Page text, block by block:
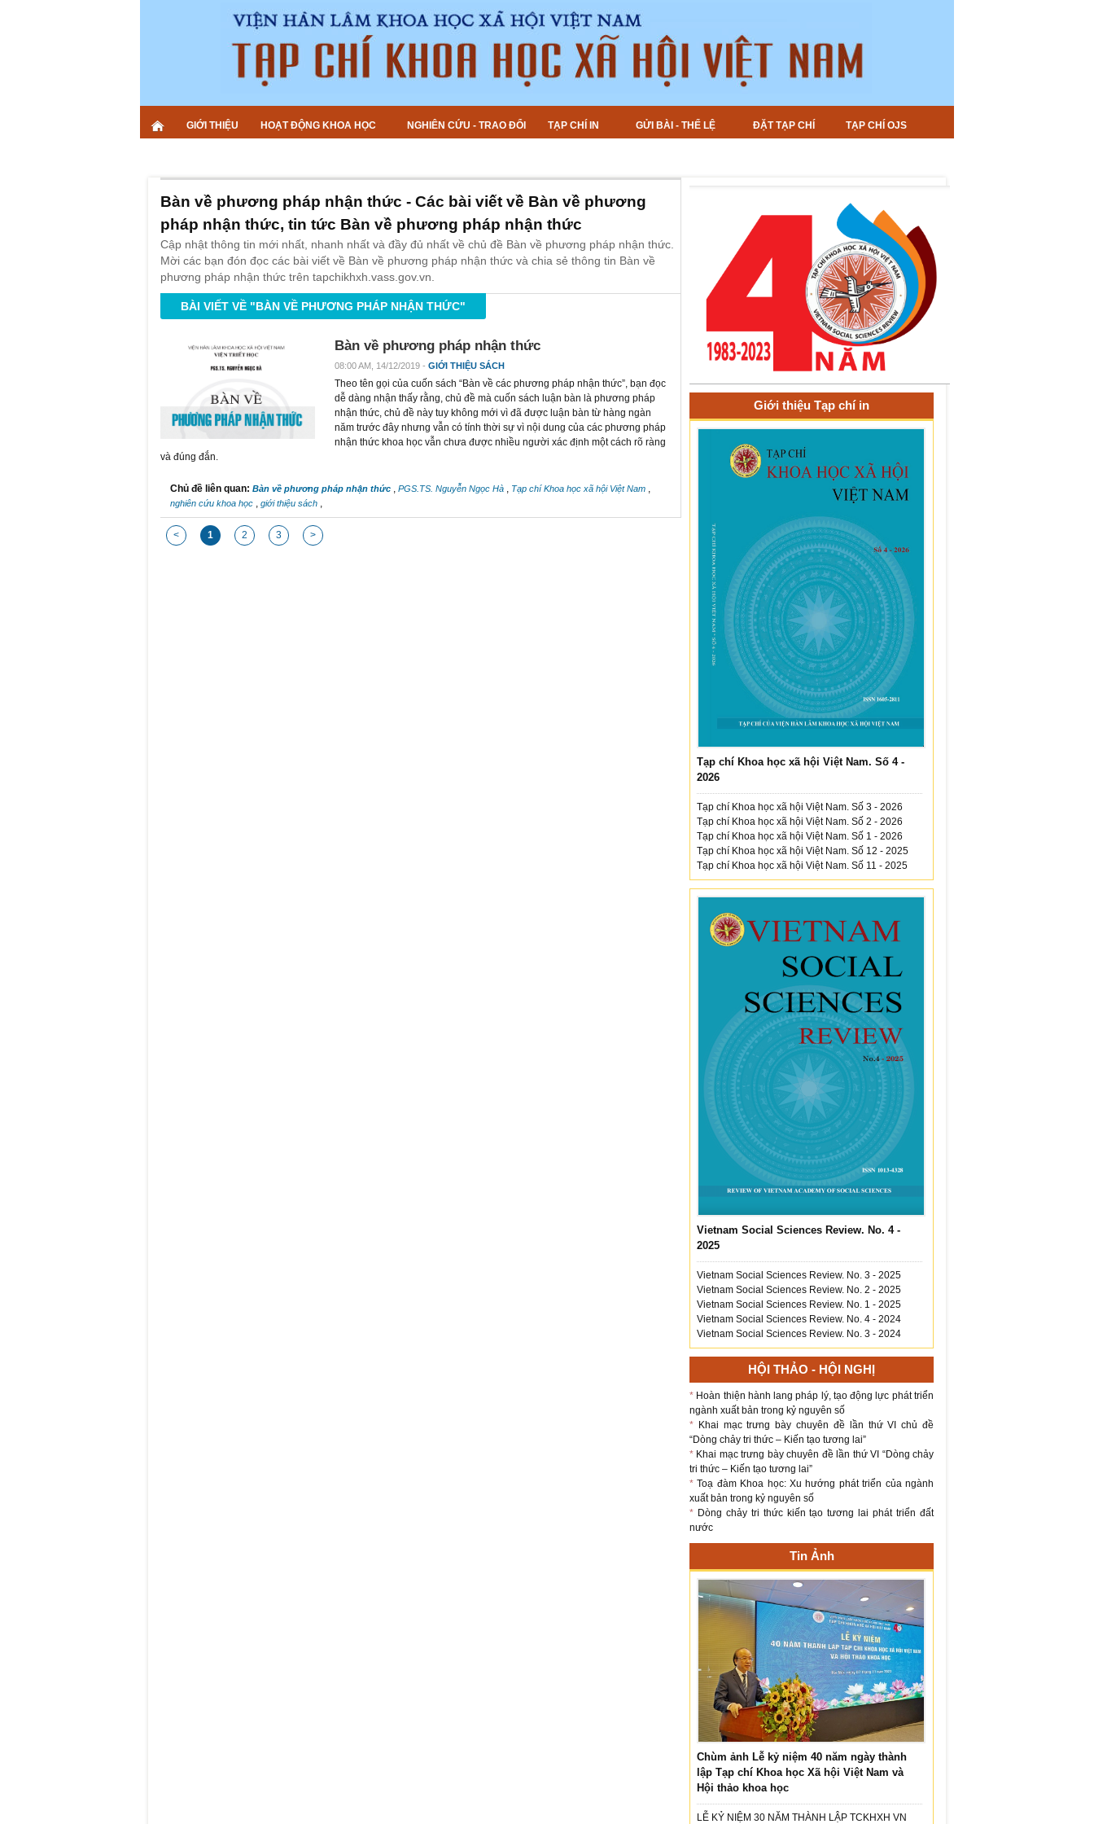
GIỚI THIỆU HOẠT ĐỘNG KHOA HỌC NGHIÊN CỨU - TRAO ĐỔI TẠP CHÍ IN GỬI BÀI - THỂ LỆ ĐẶT TẠP CHÍ TẠP CHÍ OJS
Bàn về phương pháp nhận thức - Các bài viết về Bàn về phương
pháp nhận thức, tin tức Bàn về phương pháp nhận thức
Cập nhật thông tin mới nhất, nhanh nhất và đầy đủ nhất về chủ đề Bàn về phương pháp nhận thức.
Mời các bạn đón đọc các bài viết về Bàn về phương pháp nhận thức và chia sẻ thông tin Bàn về
phương pháp nhận thức trên tapchikhxh.vass.gov.vn.
BÀI VIẾT VỀ "BÀN VỀ PHƯƠNG PHÁP NHẬN THỨC"
Bàn về phương pháp nhận thức
08:00 AM, 14/12/2019 - GIỚI THIỆU SÁCH
Theo tên gọi của cuốn sách “Bàn về các phương pháp nhận thức”, bạn đọc
dễ dàng nhận thấy rằng, chủ đề mà cuốn sách luận bàn là phương pháp
nhận thức, chủ đề này tuy không mới vì đã được luận bàn từ hàng ngàn
năm trước đây nhưng vẫn có tính thời sự vì nội dung của các phương pháp
nhận thức khoa học vẫn chưa được nhiều người xác định một cách rõ ràng
và đúng đắn.
Chủ đề liên quan: Bàn về phương pháp nhận thức , PGS.TS. Nguyễn Ngọc Hà , Tạp chí Khoa học xã hội Việt Nam ,
nghiên cứu khoa học , giới thiệu sách ,
< 1 2 3 >
Giới thiệu Tạp chí in
Tạp chí Khoa học xã hội Việt Nam. Số 4 -
2026
Tạp chí Khoa học xã hội Việt Nam. Số 3 - 2026
Tạp chí Khoa học xã hội Việt Nam. Số 2 - 2026
Tạp chí Khoa học xã hội Việt Nam. Số 1 - 2026
Tạp chí Khoa học xã hội Việt Nam. Số 12 - 2025
Tạp chí Khoa học xã hội Việt Nam. Số 11 - 2025
Vietnam Social Sciences Review. No. 4 -
2025
Vietnam Social Sciences Review. No. 3 - 2025
Vietnam Social Sciences Review. No. 2 - 2025
Vietnam Social Sciences Review. No. 1 - 2025
Vietnam Social Sciences Review. No. 4 - 2024
Vietnam Social Sciences Review. No. 3 - 2024
HỘI THẢO - HỘI NGHỊ
* Hoàn thiện hành lang pháp lý, tạo động lực phát triển
ngành xuất bản trong kỷ nguyên số
* Khai mạc trưng bày chuyên đề lần thứ VI chủ đề
“Dòng chảy tri thức – Kiến tạo tương lai”
* Khai mạc trưng bày chuyên đề lần thứ VI “Dòng chảy
tri thức – Kiến tạo tương lai”
*Toạ đàm Khoa học: Xu hướng phát triển của ngành
xuất bản trong kỷ nguyên số
* Dòng chảy tri thức kiến tạo tương lai phát triển đất
nước
Tin Ảnh
Chùm ảnh Lễ kỷ niệm 40 năm ngày thành
lập Tạp chí Khoa học Xã hội Việt Nam và
Hội thảo khoa học
LỄ KỶ NIỆM 30 NĂM THÀNH LẬP TCKHXH VN